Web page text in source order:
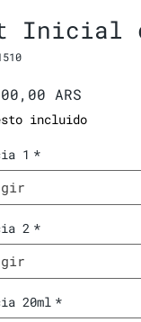
Inicial
ARS
incluido
1 *
2 *
20ml *